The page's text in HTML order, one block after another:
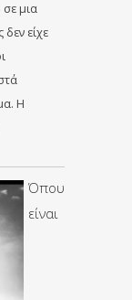
σε μια
είχε
Η
Όπου
είναι